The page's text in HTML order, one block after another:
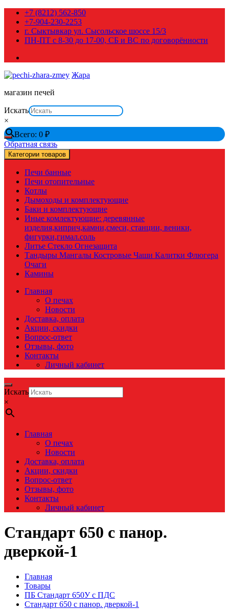
Перейти
содержимому
+7 (8212) 562-850
+7-904-230-2253
г. Сыктывкар ул. Сысольское шоссе 15/3
ПН-ПТ с 8-30 до 17-00, СБ и ВС по договорённости
Жара
магазин печей
Искать
×
Всего: 0 ₽
Обратная связь
Категории товаров
Печи банные
Печи отопительные
Котлы
Дымоходы и комплектующие
Баки и комплектующие
Иные комлектующие: деревянные
изделия,киприч,камни,смеси, станции, веники,
фигурки,гимал.соль
Литье Стекло Огнезащита
Тандыры Мангалы Костровые Чаши Калитки Флюгера
Очаги
Камины
Главная
О печах
Новости
Доставка, оплата
Акции, скидки
Вопрос-ответ
Отзывы, фото
Контакты
Личный кабинет
Искать
×
Главная
О печах
Новости
Доставка, оплата
Акции, скидки
Вопрос-ответ
Отзывы, фото
Контакты
Личный кабинет
Стандарт 650 с панор.
дверкой-1
Главная
Товары
ПБ Стандарт 650У с ПДС
Стандарт 650 с панор. дверкой-1